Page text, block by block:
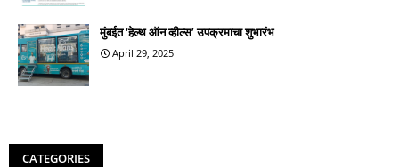
मुंबईत ‘हेल्थ ऑन व्हील्स’ उपक्रमाचा शुभारंभ
April 29, 2025
CATEGORIES